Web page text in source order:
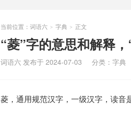
当前位置： 词语六 > 字典 > 正文
“菱”字的意思和解释
词语六 发布于 2024-07-03 分类： 字典
菱，通用规范汉字，一级汉字，读